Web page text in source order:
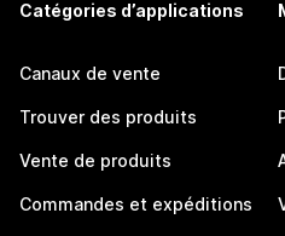
Catégories d’applications
Canaux de vente
Trouver des produits
Vente de produits
Commandes et expéditions